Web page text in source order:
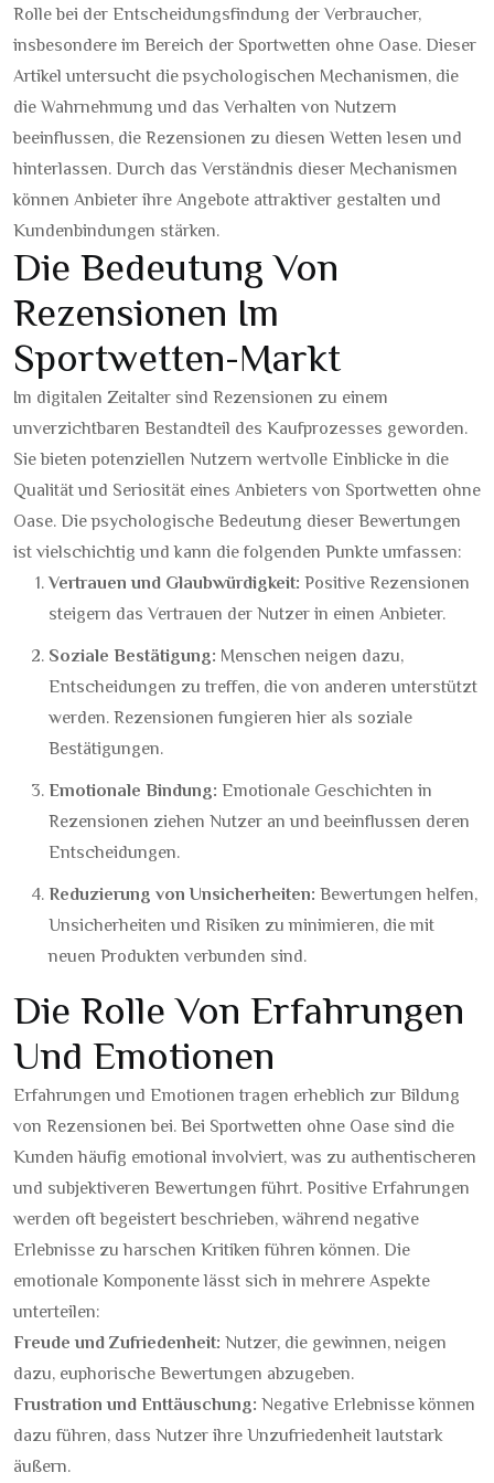
Rolle bei der Entscheidungsfindung der Verbraucher,
insbesondere im Bereich der Sportwetten ohne Oase. Dieser
Artikel untersucht die psychologischen Mechanismen, die
die Wahrnehmung und das Verhalten von Nutzern
beeinflussen, die Rezensionen zu diesen Wetten lesen und
hinterlassen. Durch das Verständnis dieser Mechanismen
können Anbieter ihre Angebote attraktiver gestalten und
Kundenbindungen stärken.
Die Bedeutung Von
Rezensionen Im
Sportwetten-Markt
Im digitalen Zeitalter sind Rezensionen zu einem
unverzichtbaren Bestandteil des Kaufprozesses geworden.
Sie bieten potenziellen Nutzern wertvolle Einblicke in die
Qualität und Seriosität eines Anbieters von Sportwetten ohne
Oase. Die psychologische Bedeutung dieser Bewertungen
ist vielschichtig und kann die folgenden Punkte umfassen:
Vertrauen und Glaubwürdigkeit: Positive Rezensionen
steigern das Vertrauen der Nutzer in einen Anbieter.
Soziale Bestätigung: Menschen neigen dazu,
Entscheidungen zu treffen, die von anderen unterstützt
werden. Rezensionen fungieren hier als soziale
Bestätigungen.
Emotionale Bindung: Emotionale Geschichten in
Rezensionen ziehen Nutzer an und beeinflussen deren
Entscheidungen.
Reduzierung von Unsicherheiten: Bewertungen helfen,
Unsicherheiten und Risiken zu minimieren, die mit
neuen Produkten verbunden sind.
Die Rolle Von Erfahrungen
Und Emotionen
Erfahrungen und Emotionen tragen erheblich zur Bildung
von Rezensionen bei. Bei Sportwetten ohne Oase sind die
Kunden häufig emotional involviert, was zu authentischeren
und subjektiveren Bewertungen führt. Positive Erfahrungen
werden oft begeistert beschrieben, während negative
Erlebnisse zu harschen Kritiken führen können. Die
emotionale Komponente lässt sich in mehrere Aspekte
unterteilen:
Freude und Zufriedenheit: Nutzer, die gewinnen, neigen
dazu, euphorische Bewertungen abzugeben.
Frustration und Enttäuschung: Negative Erlebnisse können
dazu führen, dass Nutzer ihre Unzufriedenheit lautstark
äußern.